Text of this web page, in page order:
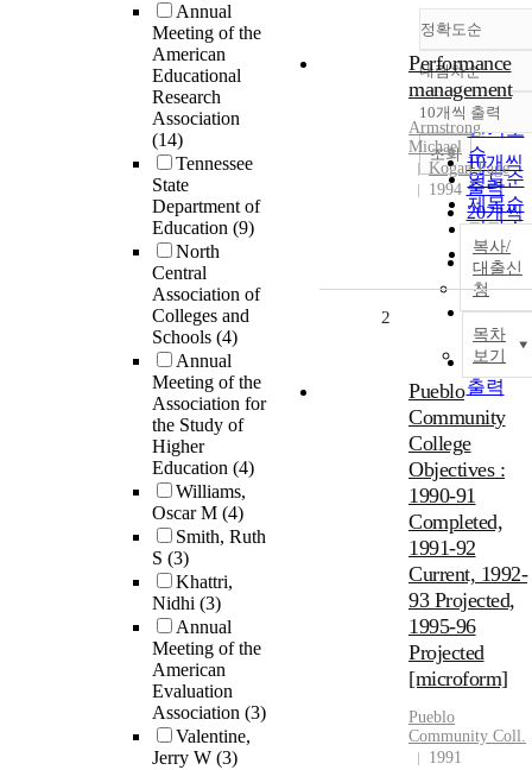
Annual
Meeting of the
American
Educational
Research
Association
(14)
Tennessee
State
Department of
Education (9)
North
Central
Association of
Colleges and
Schools (4)
Annual
Meeting of the
Association for
the Study of
Higher
Education (4)
Williams,
Oscar M (4)
Smith, Ruth
S (3)
Khattri,
Nidhi (3)
Annual
Meeting of the
American
Evaluation
Association (3)
Valentine,
Jerry W (3)
정확도순
정확도
순
인기도
순
연도순
제목순
저자순
발행기
관순
내림차순
내림차
10개씩 출력
10개씩
출력
20개씩
출력
30개씩
출력
50개씩
출력
100개씩
출력
조회
Performance
management
Armstrong,
Michael
Kogan Page
1994
복사/
대출신
청
목차
보기
2
Pueblo
Community
College
Objectives :
1990-91
Completed,
1991-92
Current, 1992-
93 Projected,
1995-96
Projected
[microform]
Pueblo
Community Coll.
1991